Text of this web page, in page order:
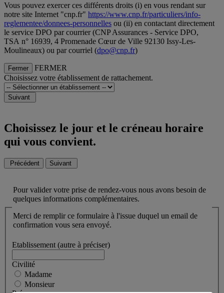
CNP Assurances respecte votre vie
Ce Site utilise des cookies.
Des cookies sont nécessaires au bon fonctionnement
du Site et/ou pour vous apporter un confort de
navigation. Ils ne requièrent pas votre accord. Ces
cookies, internes à notre site, permettent :
● Mémoriser vos paramètres d'accessibilité
(typographie, taille des textes, contraste),
● Mémoriser l'historique des choix effectués au sein
Vous pouvez exercer ces différents droits (i) en vous rendant sur
notre site Internet "cnp.fr" https://www.cnp.fr/particuliers/info-
reglementee/donnees-personnelles ou (ii) en contactant directement
le service DPO par courrier (CNP Assurances - Service DPO,
TSA n° 16939, 4 Promenade Cœur de Ville 92130 Issy-Les-
Moulineaux) ou par courriel (dpo@cnp.fr)
Fermer
FERMER
Choisissez votre établissement de rattachement.
Suivant
Choisissez le jour et le créneau horaire
qui vous convient.
Précédent Suivant
Pour valider votre prise de rendez-vous nous avons besoin de
quelques informations complémentaires.
Merci de remplir ce formulaire à l'issue duquel un email de
confirmation vous sera envoyé.
Etablissement (autre à préciser)
Civilité
Madame
Monsieur